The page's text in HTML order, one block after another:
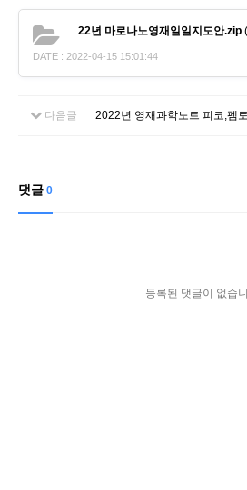
22년 마로나노영재일일지도안.zip
DATE : 2022-04-15 15:01:44
다음글 2022년 영재과학노트 피코,펨
댓글 0
등록된 댓글이 없습